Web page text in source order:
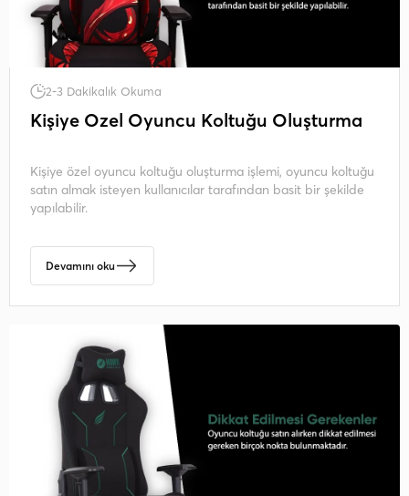
2-3 Dakikalık Okuma
Kişiye Özel Oyuncu Koltuğu Oluşturma
Kişiye özel oyuncu koltuğu oluşturma işlemi, oyuncu koltuğu
satın almak isteyen kullanıcılar tarafından basit bir şekilde
yapılabilir.
Devamını oku